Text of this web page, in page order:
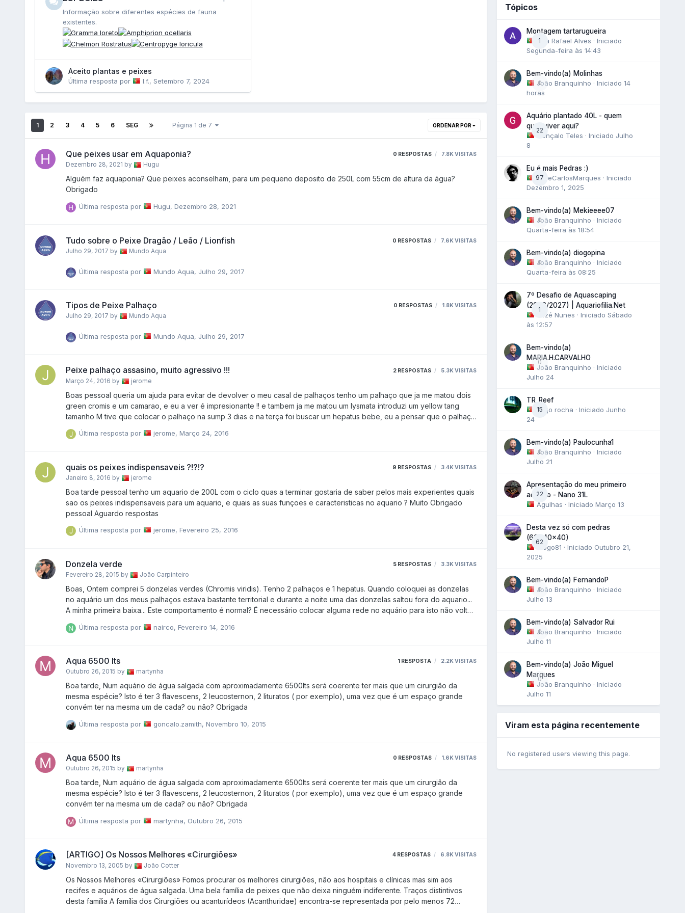
Informação sobre diferentes espécies de fauna
existentes.
Aceito plantas e peixes
Última resposta por l.f., Setembro 7, 2024
ORDENAR POR
1 2 3 4 5 6 SEG Página 1 de 7
Que peixes usar em Aquaponia?
Dezembro 28, 2021 by Hugu
0 RESPOSTAS 7.8KVISITAS
Alguém faz aquaponia? Que peixes aconselham, para um pequeno deposito de 250L com 55cm de altura da água?
Obrigado
Última resposta por Hugu, Dezembro 28, 2021
Tudo sobre o Peixe Dragão / Leão / Lionfish
Julho 29, 2017 by Mundo Aqua
0 RESPOSTAS 7.6KVISITAS
Última resposta por Mundo Aqua, Julho 29, 2017
Tipos de Peixe Palhaço
Julho 29, 2017 by Mundo Aqua
0 RESPOSTAS 1.8KVISITAS
Última resposta por Mundo Aqua, Julho 29, 2017
Peixe palhaço assasino, muito agressivo !!!
Março 24, 2016 by jerome
2 RESPOSTAS 5.3K VISITAS
Boas pessoal queria um ajuda para evitar de devolver o meu casal de palhaços tenho um palhaço que ja me matou dois
green cromis e um camarao, e eu a ver é impresionante !! e tambem ja me matou um lysmata introduzi um yellow tang
tamanho M tive que colocar o palhaço na sump 3 dias e na terça foi buscar um hepatus bebe, eu a pensar que o palhaço
ja estava mais calmo por ja ter o yellow tang que é maior que ele, mas nao ssim que o hepatus entrou no aqua começou
a presseguiçao !! tentou morde lo varias vezes e la vou eu afelito a tirar o palhaço do aqua e deixa lo na sump !! agora o
Última resposta por jerome, Março 24, 2016
quais os peixes indispensaveis ?!?!?
Janeiro 8, 2016 by jerome
9 RESPOSTAS 3.4KVISITAS
Boa tarde pessoal tenho um aquario de 200L com o ciclo quas a terminar gostaria de saber pelos mais experientes quais
sao os peixes indispensaveis para um aquario, e quais as suas funçoes e caracteristicas no aquario ? Muito Obrigado
pessoal Aguardo respostas
Última resposta por jerome, Fevereiro 25, 2016
Donzela verde
Fevereiro 28, 2015 by João Carpinteiro
5 RESPOSTAS 3.3KVISITAS
Boas, Ontem comprei 5 donzelas verdes (Chromis viridis). Tenho 2 palhaços e 1 hepatus. Quando coloquei as donzelas
no aquário um dos meus palhaços estava bastante territorial e durante a noite uma das donzelas saltou fora do aquario...
A minha primeira baixa... Este comportamento é normal? É necessário colocar alguma rede no aquário para isto não voltar
Última resposta por nairco, Fevereiro 14, 2016
Aqua 6500 lts
Outubro 26, 2015 by martynha
1 RESPOSTA 2.2KVISITAS
Boa tarde, Num aquário de água salgada com aproximadamente 6500lts será coerente ter mais que um cirurgião da
mesma espécie? Isto é ter 3 flavescens, 2 leucosternon, 2 lituratos ( por exemplo), uma vez que é um espaço grande
convém ter na mesma um de cada? ou não? Obrigada
Última resposta por goncalo.zamith, Novembro 10, 2015
Aqua 6500 lts
Outubro 26, 2015 by martynha
0 RESPOSTAS 1.6KVISITAS
Boa tarde, Num aquário de água salgada com aproximadamente 6500lts será coerente ter mais que um cirurgião da
mesma espécie? Isto é ter 3 flavescens, 2 leucosternon, 2 lituratos ( por exemplo), uma vez que é um espaço grande
convém ter na mesma um de cada? ou não? Obrigada
Última resposta por martynha, Outubro 26, 2015
[ARTIGO] Os Nossos Melhores «Cirurgiões»
Novembro 13, 2005 by João Cotter
4 RESPOSTAS 6.8KVISITAS
Os Nossos Melhores «Cirurgiões» Fomos procurar os melhores cirurgiões, não aos hospitais e clínicas mas sim aos
recifes e aquários de água salgada. Uma bela família de peixes que não deixa ninguém indiferente. Traços distintivos
desta família A família dos Cirurgiões ou acanturídeos (Acanthuridae) encontra-se representada por pelo menos 72
Tópicos
1
Montagem tartarugueira
Ana Rafael Alves · Iniciado
Segunda-feira às 14:43
0
Bem-vindo(a) Molinhas
João Branquinho · Iniciado 14
horas
22
Aquário plantado 40L - quem
quer viver aqui?
Gonçalo Teles · Iniciado Julho
8
97
Eu é mais Pedras :)
JoseCarlosMarques · Iniciado
Dezembro 1, 2025
0
Bem-vindo(a) Mekieeee07
João Branquinho · Iniciado
Quarta-feira às 18:54
0
Bem-vindo(a) diogopina
João Branquinho · Iniciado
Quarta-feira às 08:25
1
7º Desafio de Aquascaping
(2026/2027) | Aquariofilia.Net
Tozé Nunes · Iniciado Sábado
às 12:57
0
Bem-vindo(a)
MARIA.H.CARVALHO
João Branquinho · Iniciado
Julho 24
15
TR_Reef
tiago rocha · Iniciado Junho
24
0
Bem-vindo(a) Paulocunha1
João Branquinho · Iniciado
Julho 21
22
Apresentação do meu primeiro
aquário - Nano 31L
Agulhas · Iniciado Março 13
62
Desta vez só com pedras
(60x40x40)
Diogo81 · Iniciado Outubro 21,
2025
0
Bem-vindo(a) FernandoP
João Branquinho · Iniciado
Julho 13
0
Bem-vindo(a) Salvador Rui
João Branquinho · Iniciado
Julho 11
0
Bem-vindo(a) João Miguel
Marques
João Branquinho · Iniciado
Julho 11
Viram esta página recentemente
No registered users viewing this page.